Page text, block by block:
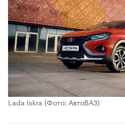
Lada Iskra (Фото: АвтоВАЗ)